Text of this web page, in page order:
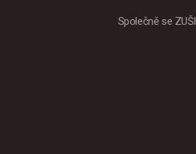
Společně se